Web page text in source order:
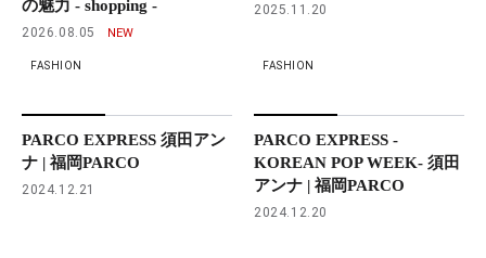
の魅力 - shopping -
2026.08.05
2025.11.20
FASHION
PARCO EXPRESS 須田アン
ナ | 福岡PARCO
2024.12.21
FASHION
PARCO EXPRESS -
KOREAN POP WEEK- 須田
アンナ | 福岡PARCO
2024.12.20